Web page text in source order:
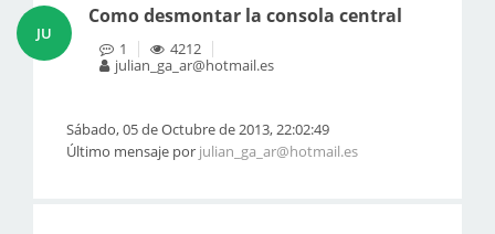
JU
Como desmontar la consola central
1
4212
julian_ga_ar@hotmail.es
Sábado, 05 de Octubre de 2013, 22:02:49
Último mensaje por julian_ga_ar@hotmail.es